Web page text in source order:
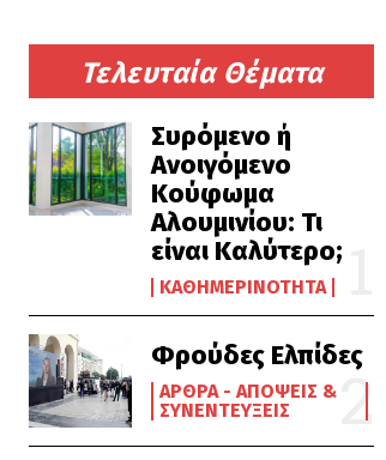
Τελευταία Θέματα
Συρόμενο ή
Ανοιγόμενο
Κούφωμα
Αλουμινίου: Τι
είναι Καλύτερο;
ΚΑΘΗΜΕΡΙΝΌΤΗΤΑ
Φρούδες Ελπίδες
ΆΡΘΡΑ - ΑΠΌΨΕΙΣ &
ΣΥΝΕΝΤΕΎΞΕΙΣ